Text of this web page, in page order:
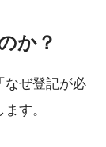
か？
なぜ登記が必
す。